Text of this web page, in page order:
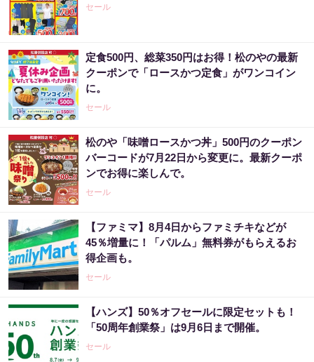
セール
定食500円、総菜350円はお得！松のやの最新
クーポンで「ロースかつ定食」がワンコイン
に。
セール
松のや「味噌ロースかつ丼」500円のクーポン
バーコードが7月22日から変更に。最新クーポ
ンでお得に楽しんで。
セール
【ファミマ】8月4日からファミチキなどが
45％増量に！「パルム」無料券がもらえるお
得企画も。
セール
【ハンズ】50％オフセールに限定セットも！
「50周年創業祭」は9月6日まで開催。
セール